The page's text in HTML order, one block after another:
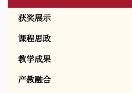
获奖展示
课程思政
教学成果
产教融合